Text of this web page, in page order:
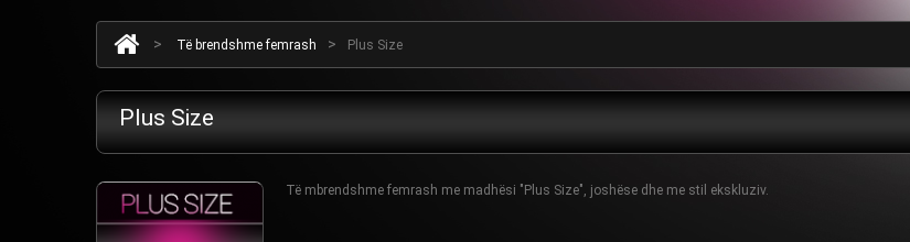
> Të brendshme femrash > Plus Size
Plus Size
Të mbrendshme femrash me madhësi "Plus Size", joshëse dhe me stil ekskluziv.